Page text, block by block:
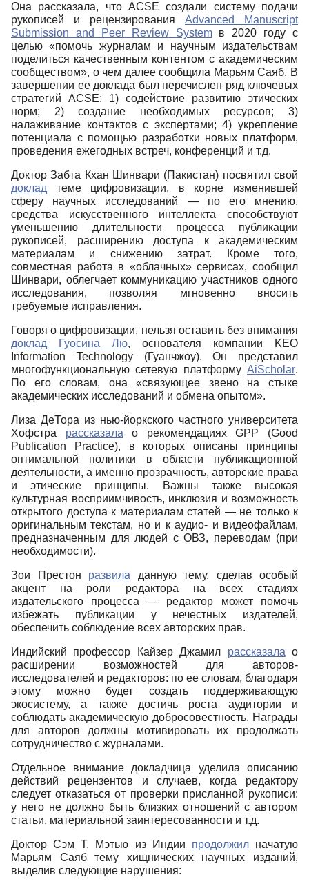
Она рассказала, что ACSE создали систему подачи
рукописей и рецензирования Advanced
Manuscript
Submission
and Peer Review Systemв 2020 году с
целью «помочь журналам и научным издательствам
поделиться качественным контентом с академическим
сообществом», о чем далее сообщила Марьям Саяб. В
завершении ее доклада был перечислен ряд ключевых
стратегий ACSE: 1) содействие развитию этических
норм; 2) создание необходимых ресурсов; 3)
налаживание контактов с экспертами; 4) укрепление
потенциала с помощью разработки новых платформ,
проведения ежегодных встреч, конференций и т.д.
Доктор Забта Кхан Шинвари (Пакистан) посвятил свой
доклад теме цифровизации, в корне изменившей
сферу научных исследований ― по его мнению,
средства искусственного интеллекта способствуют
уменьшению длительности процесса публикации
рукописей, расширению доступа к академическим
материалам и снижению затрат. Кроме того,
совместная работа в «облачных» сервисах, сообщил
Шинвари, облегчает коммуникацию участников одного
исследования, позволяя мгновенно вносить
требуемые исправления.
Говоря о цифровизации, нельзя оставить без внимания
доклад Гуосина Лю, основателя компании
KEO
Information
Technology(Гуанчжоу). Он представил
многофункциональную сетевую платформу AiScholar.
По его словам, она «связующее звено на стыке
академических исследований и обмена опытом».
Лиза ДеТора из нью-йоркского частного университета
Хофстра рассказала о рекомендацияхGPP (Good
Publication
Practice), в которых описаны принципы
оптимальной политики в области публикационной
деятельности, а именно прозрачность, авторские права
и этические принципы. Важны также высокая
культурная восприимчивость, инклюзия и возможность
открытого доступа к материалам статей ― не только к
оригинальным текстам, но и к аудио- и видеофайлам,
предназначенным для людей с ОВЗ, переводам (при
необходимости).
Зои Престон развила данную тему, сделав особый
акцент на роли редактора на всех стадиях
издательского процесса ― редактор может помочь
избежать публикации у нечестных издателей,
обеспечить соблюдение всех авторских прав.
Индийский профессор Кайзер Джамил рассказала о
расширении возможностей для авторов-
исследователей и редакторов: по ее словам, благодаря
этому можно будет создать поддерживающую
экосистему, а также достичь роста аудитории и
соблюдать академическую добросовестность. Награды
для авторов должны мотивировать их продолжать
сотрудничество с журналами.
Отдельное внимание докладчица уделила описанию
действий рецензентов и случаев, когда редактору
следует отказаться от проверки присланной рукописи:
у него не должно быть близких отношений с автором
статьи, материальной заинтересованности и т.д.
Доктор Сэм Т. Мэтью из Индии продолжилначатую
Марьям Саяб тему хищнических научных изданий,
выделив следующие нарушения: